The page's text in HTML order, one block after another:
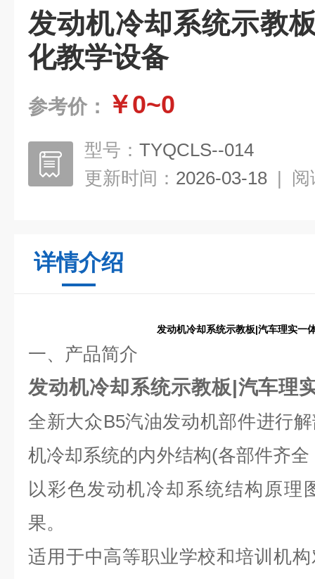
发动机冷却系统示教
化教学设备
参考价： ￥0~0
型号： TYQCLS--014
更新时间： 2026-03-18 | 阅
详情介绍
发动机冷却系统示教板|汽车理实一
一、 产品简介
发动机冷却系统示教板|汽车理
全新大众B5汽油发动机部件进行
机冷却系统的内外结构(各部件齐
以彩色发动机冷却系统结构原理
果。
适用于中高等职业学校和培训机